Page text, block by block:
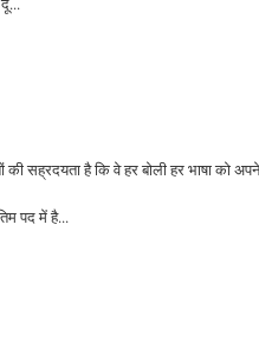
सह्रदयता है कि वे हर बोली हर भाषा को
पद में है...